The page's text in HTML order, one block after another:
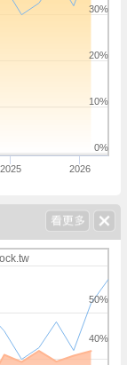
2025 2026
0%
10%
20%
30%
40%
50%